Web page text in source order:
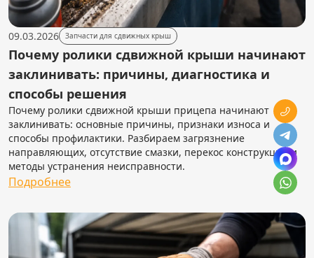
09.03.2026 Запчасти для сдвижных крыш
Почему ролики сдвижной крыши начинают
заклинивать: причины, диагностика и
способы решения
Почему ролики сдвижной крыши прицепа начинают
заклинивать: основные причины, признаки износа и
способы профилактики. Разбираем загрязнение
направляющих, отсутствие смазки, перекос конструкции и
методы устранения неисправности.
Подробнее